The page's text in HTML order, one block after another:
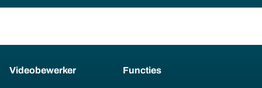
Videobewerker Functies